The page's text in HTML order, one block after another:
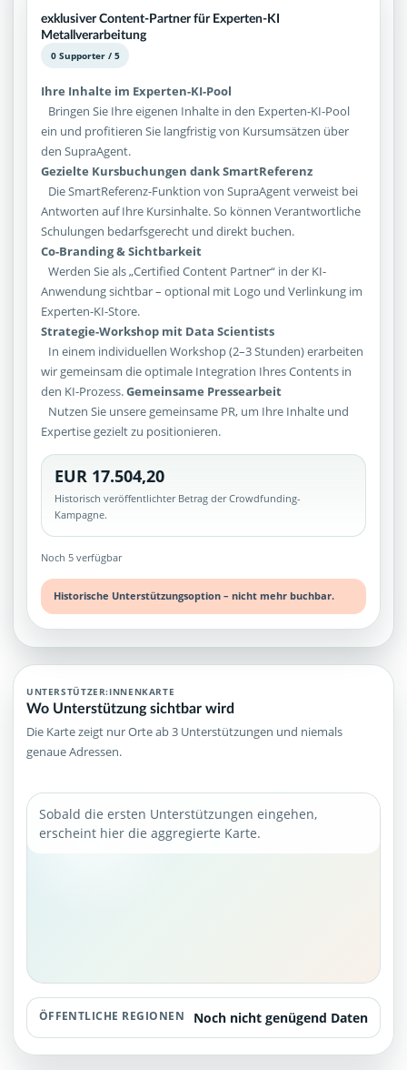
exklusiver Content-Partner für Experten-KI
Metallverarbeitung
0 Supporter / 5
Ihre Inhalte im Experten-KI-Pool
Bringen Sie Ihre eigenen Inhalte in den Experten-KI-Pool
ein und profitieren Sie langfristig von Kursumsätzen über
den SupraAgent.
Gezielte Kursbuchungen dank SmartReferenz
Die SmartReferenz-Funktion von SupraAgent verweist bei
Antworten auf Ihre Kursinhalte. So können Verantwortliche
Schulungen bedarfsgerecht und direkt buchen.
Co-Branding & Sichtbarkeit
Werden Sie als „Certified Content Partner“ in der KI-
Anwendung sichtbar – optional mit Logo und Verlinkung im
Experten-KI-Store.
Strategie-Workshop mit Data Scientists
In einem individuellen Workshop (2–3 Stunden) erarbeiten
wir gemeinsam die optimale Integration Ihres Contents in
den KI-Prozess.Gemeinsame Pressearbeit
Nutzen Sie unsere gemeinsame PR, um Ihre Inhalte und
Expertise gezielt zu positionieren.
EUR 17.504,20
Historisch veröffentlichter Betrag der Crowdfunding-
Kampagne.
Noch 5 verfügbar
Historische Unterstützungsoption – nicht mehr buchbar.
UNTERSTÜTZER:INNENKARTE
Wo Unterstützung sichtbar wird
Die Karte zeigt nur Orte ab 3 Unterstützungen und niemals
genaue Adressen.
Sobald die ersten Unterstützungen eingehen,
erscheint hier die aggregierte Karte.
ÖFFENTLICHE REGIONEN Noch nicht genügend Daten